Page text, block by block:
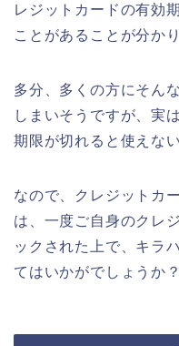
レジットカードの有効
ことがあることが分か
多分、多くの方にそん
しまいそうですが、実
期限が切れると使えな
なので、クレジットカ
は、一度ご自身のクレ
ックされた上で、キラ
てはいかがでしょうか？